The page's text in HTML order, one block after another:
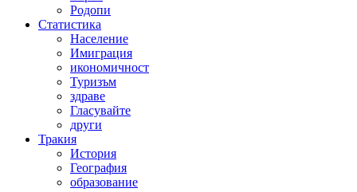
Родопи
Статистика
Население
Имиграция
икономичност
Туризъм
здраве
Гласувайте
други
Тракия
История
География
образование